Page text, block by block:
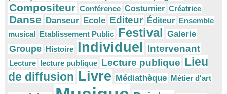
Compositeur Conférence Costumier Créatrice
Danse Danseur Ecole Editeur Éditeur Ensemble
musical Etablissement Public Festival Galerie
Groupe Histoire Individuel Intervenant
Lecture lecture publique Lecture publique Lieu
de diffusion Livre Médiathèque Métier d'art